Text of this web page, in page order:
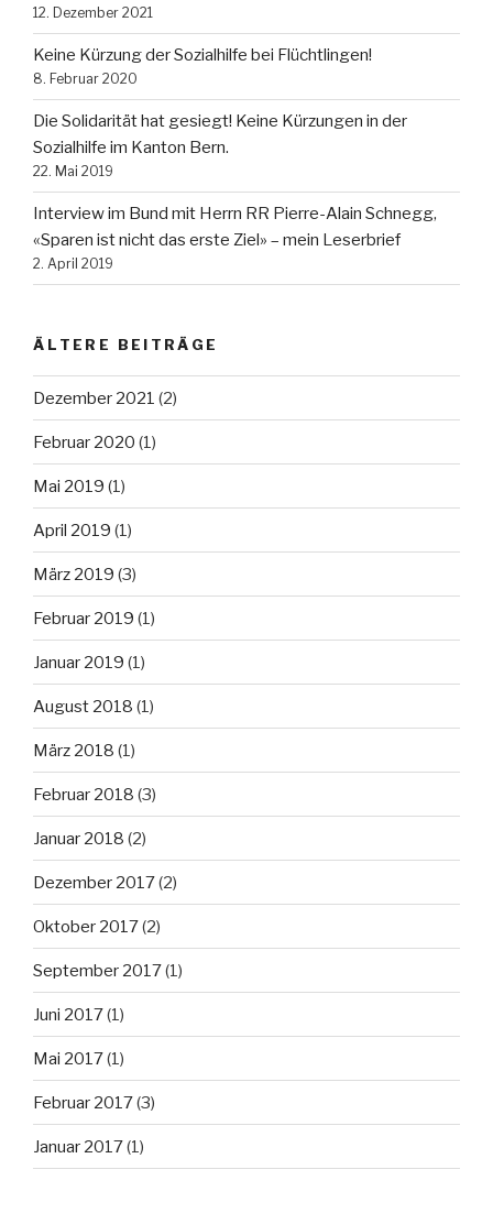
12. Dezember 2021
Keine Kürzung der Sozialhilfe bei Flüchtlingen!
8. Februar 2020
Die Solidarität hat gesiegt! Keine Kürzungen in der
Sozialhilfe im Kanton Bern.
22. Mai 2019
Interview im Bund mit Herrn RR Pierre-Alain Schnegg,
«Sparen ist nicht das erste Ziel» – mein Leserbrief
2. April 2019
ÄLTERE BEITRÄGE
Dezember 2021 (2)
Februar 2020 (1)
Mai 2019 (1)
April 2019 (1)
März 2019 (3)
Februar 2019 (1)
Januar 2019 (1)
August 2018 (1)
März 2018 (1)
Februar 2018 (3)
Januar 2018 (2)
Dezember 2017(2)
Oktober 2017(2)
September 2017(1)
Juni 2017(1)
Mai 2017(1)
Februar 2017(3)
Januar 2017(1)